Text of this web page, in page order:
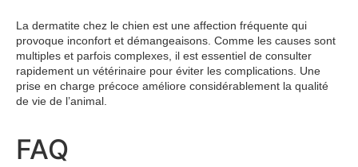
La dermatite chez le chien est une affection fréquente qui
provoque inconfort et démangeaisons. Comme les causes sont
multiples et parfois complexes, il est essentiel de consulter
rapidement un vétérinaire pour éviter les complications. Une
prise en charge précoce améliore considérablement la qualité
de vie de l’animal.
FAQ